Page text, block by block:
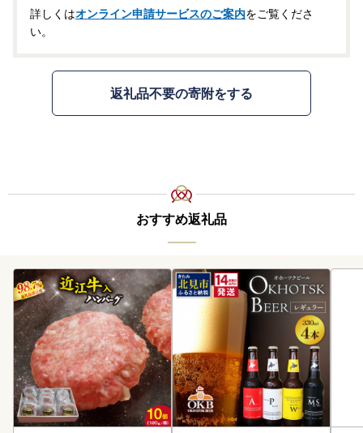
詳しくはオンライン申請サービスのご案内をご覧くださ
い。
返礼品不要の寄附をする
おすすめ返礼品